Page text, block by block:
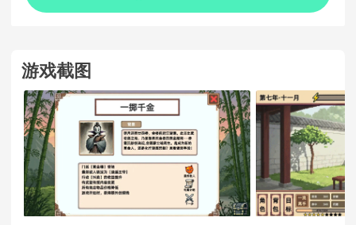
游戏截图